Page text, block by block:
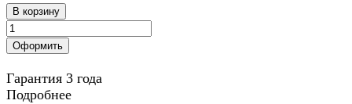
В корзину
Оформить
Гарантия 3 года
Подробнее